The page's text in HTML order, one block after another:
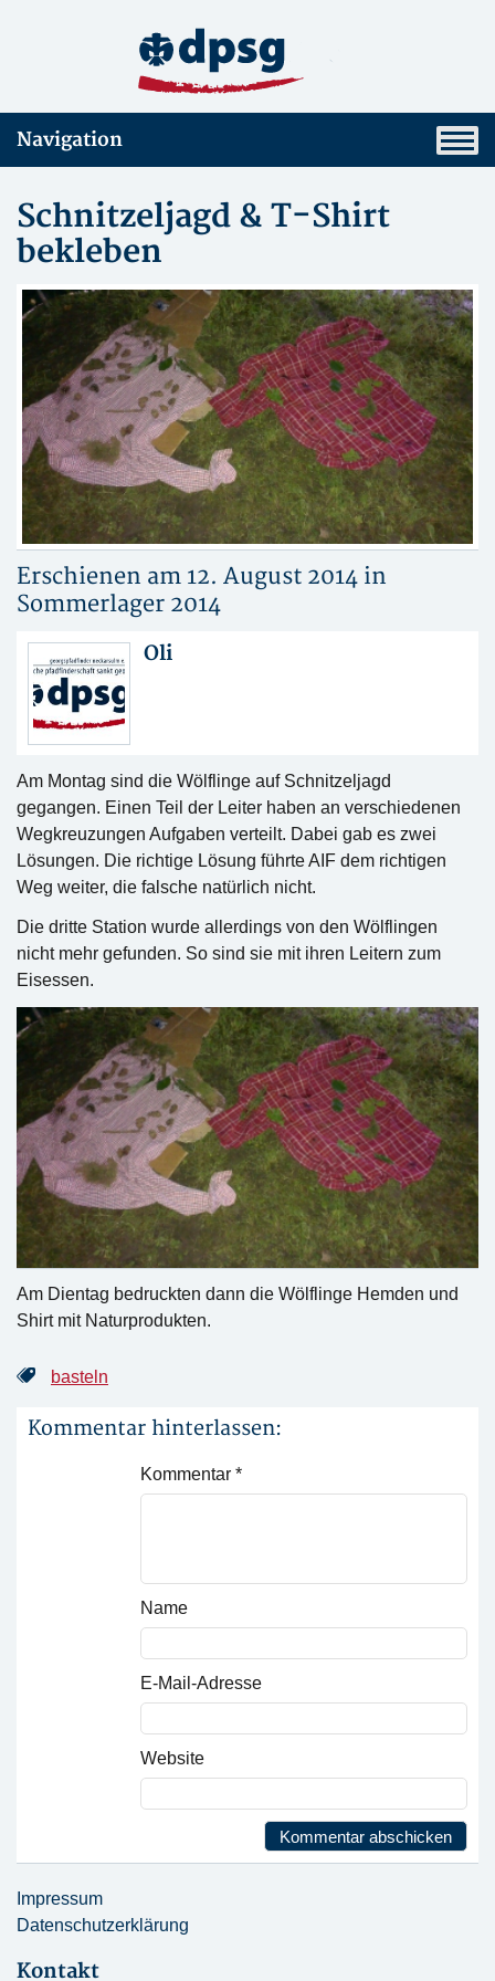
Navigation
Schnitzeljagd & T-Shirt
bekleben
Erschienen am 12. August 2014 in
Sommerlager 2014
Oli
Am Montag sind die Wölflinge auf Schnitzeljagd
gegangen. Einen Teil der Leiter haben an verschiedenen
Wegkreuzungen Aufgaben verteilt. Dabei gab es zwei
Lösungen. Die richtige Lösung führte AIF dem richtigen
Weg weiter, die falsche natürlich nicht.
Die dritte Station wurde allerdings von den Wölflingen
nicht mehr gefunden. So sind sie mit ihren Leitern zum
Eisessen.
Am Dientag bedruckten dann die Wölflinge Hemden und
Shirt mit Naturprodukten.
basteln
Kommentar hinterlassen:
Kommentar *
Name
E-Mail-Adresse
Website
Impressum
Datenschutzerklärung
Kontakt